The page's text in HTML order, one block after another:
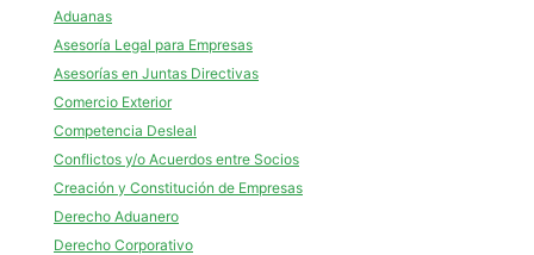
Aduanas
Asesoría Legal para Empresas
Asesorías en Juntas Directivas
Comercio Exterior
Competencia Desleal
Conflictos y/o Acuerdos entre Socios
Creación y Constitución de Empresas
Derecho Aduanero
Derecho Corporativo